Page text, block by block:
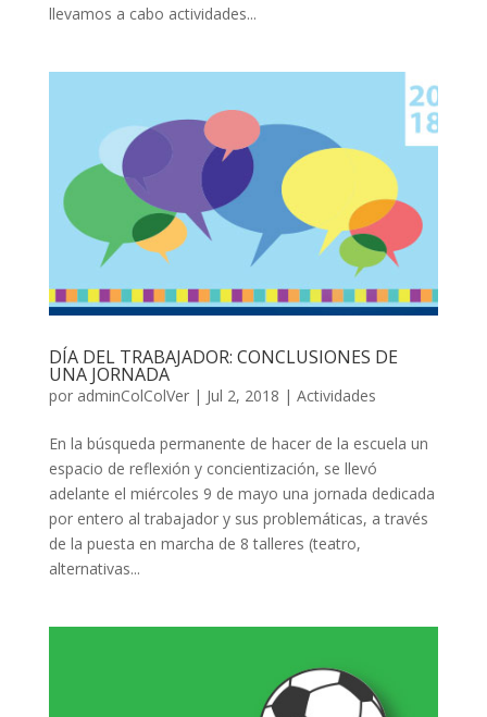
llevamos a cabo actividades...
DÍA DEL TRABAJADOR: CONCLUSIONES DE
UNA JORNADA
por adminColColVer| Jul 2, 2018 | Actividades
En la búsqueda permanente de hacer de la escuela un
espacio de reflexión y concientización, se llevó
adelante el miércoles 9 de mayo una jornada dedicada
por entero al trabajador y sus problemáticas, a través
de la puesta en marcha de 8 talleres (teatro,
alternativas...